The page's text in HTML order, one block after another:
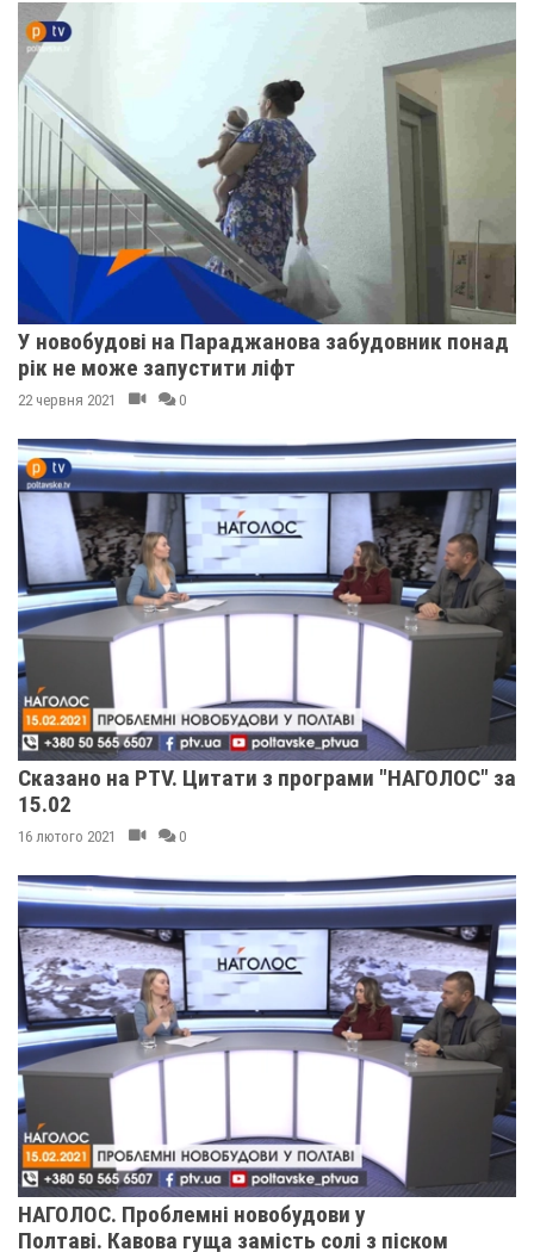
У новобудові на Параджанова забудовник понад
рік не може запустити ліфт
22 червня 2021 0
Сказано на PTV. Цитати з програми "НАГОЛОС" за
15.02
16 лютого 2021 0
НАГОЛОС. Проблемні новобудови у
Полтаві. Кавова гуща замість солі з піском